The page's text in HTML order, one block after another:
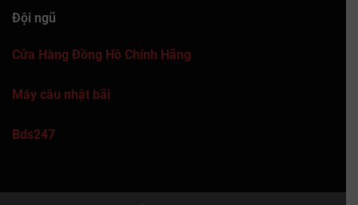
Đội ngũ
Cửa Hàng Đồng Hồ Chính Hãng
Máy câu nhật bãi
Bds247